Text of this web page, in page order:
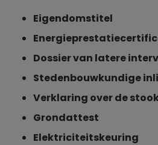
Eigendomstitel
Dossier van latere
Stedenbouwkundige
Verklaring over de
Grondattest
Elektriciteitskeuring